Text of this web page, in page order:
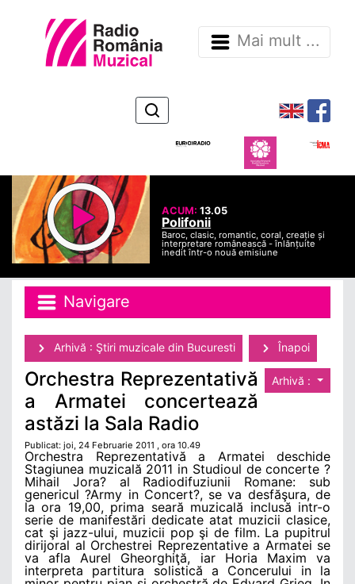
Mai mult ...
ACUM:13.05
Polifonii
Baroc, clasic, romantic, coral, creație și
interpretare românească - înlănțuite
inedit într-o nouă emisiune
Navigare
Arhivă : Ştiri muzicale din Bucuresti Înapoi
Arhivă :
Orchestra Reprezentativă
a Armatei concertează
astăzi la Sala Radio
Publicat: joi, 24 Februarie 2011 , ora 10.49
Orchestra Reprezentativă a Armatei deschide
Stagiunea muzicală 2011 in Studioul de concerte ?
Mihail Jora? al Radiodifuziunii Romane: sub
genericul ?Army in Concert?, se va desfăşura, de
la ora 19,00, prima seară muzicală inclusă intr-o
serie de manifestări dedicate atat muzicii clasice,
cat şi jazz-ului, muzicii pop şi de film. La pupitrul
dirijoral al Orchestrei Reprezentative a Armatei se
va afla Aurel Gheorghiţă, iar Horia Maxim va
interpreta partitura solistică a Concerului in la